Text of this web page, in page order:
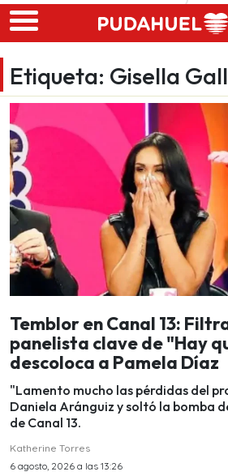
Skip to main content
Etiqueta: Gisella
Temblor en Canal 13:
panelista clave de "Hay
descoloca a Pamela Díaz
"Lamento mucho las pérdidas del
Daniela Aránguiz y soltó la bomba
de Canal 13.
Katherine Torres
6 agosto, 2026 a las 13:26